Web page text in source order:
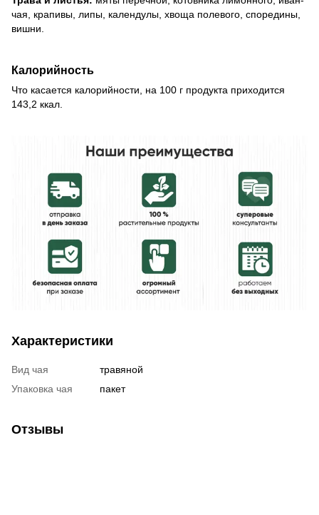
чая, крапивы, липы, календулы, хвоща полевого, споредины,
вишни.
Калорийность
Что касается калорийности, на 100 г продукта приходится
143,2 ккал.
Характеристики
Вид чая
травяной
Упаковка чая
пакет
Отзывы